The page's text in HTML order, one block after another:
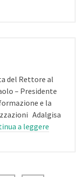
del Rettore al
– Presidente
e la
Adalgisa
a leggere